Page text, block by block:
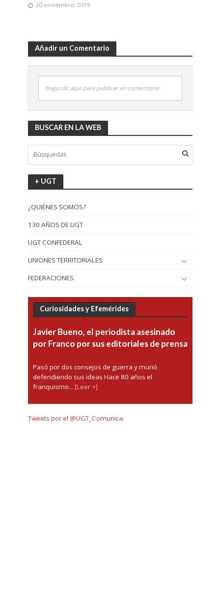
20 noviembre, 2019
Añadir un Comentario
Haga clic aquí para publicar un comentario
BUSCAR EN LA WEB
+ UGT
¿QUIÉNES SOMOS?
130 AÑOS DE UGT
UGT CONFEDERAL
UNIONES TERRITORIALES
FEDERACIONES
Curiosidades y Efemérides
Javier Bueno, el periodista asesinado
por Franco por sus editoriales de prensa
Pasó por dos consejos de guerra y murió
defendiendo sus ideas Hace 80 años el
franquismo... [Leer +]
Tweets por el @UGT_Comunica.